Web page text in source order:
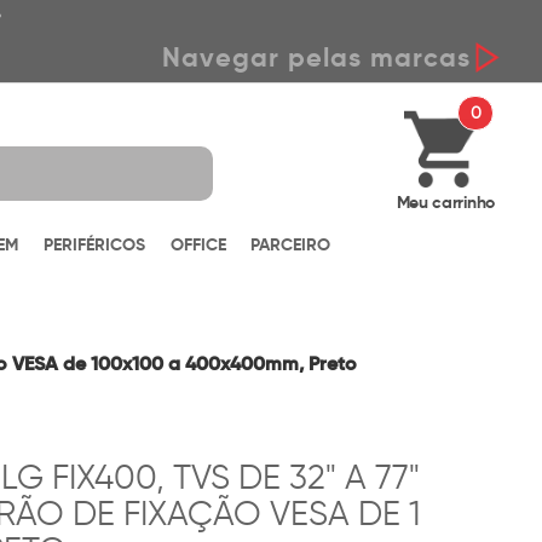
Navegar pelas marcas
0
Meu carrinho
PERIFÉRICOS OFFICE PARCEIRO
de 100x100 a 400x400mm, Preto
FIX400, TVS DE 32" A 77"
DE FIXAÇÃO VESA DE 1